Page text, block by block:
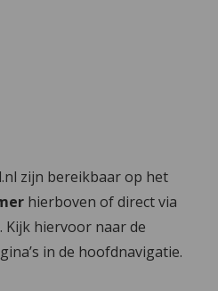
zijn bereikbaar op het
hierboven of direct via
. Kijk hiervoor naar de
in de hoofdnavigatie.